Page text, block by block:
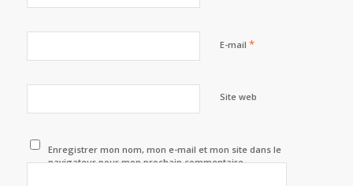
E-mail *
Site web
Enregistrer mon nom, mon e-mail et mon site dans le
navigateur pour mon prochain commentaire.